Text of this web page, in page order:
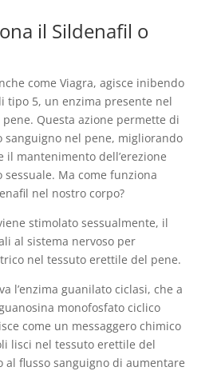
il Sildenafil o
come Viagra, agisce inibendo
tipo 5, un enzima presente nel
Questa azione permette di
sanguigno nel pene, migliorando
il mantenimento dell’erezione
Ma come funziona
nel nostro corpo?
stimolato sessualmente, il
al sistema nervoso per
nel tessuto erettile del pene.
l’enzima guanilato ciclasi, che a
monofosfato ciclico
come un messaggero chimico
lisci nel tessuto erettile del
al flusso sanguigno di aumentare